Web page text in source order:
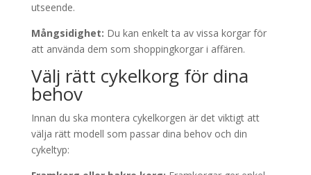
utseende.
Mångsidighet: Du kan enkelt ta av vissa korgar för
att använda dem som shoppingkorgar i affären.
Välj rätt cykelkorg för dina
behov
Innan du ska montera cykelkorgen är det viktigt att
välja rätt modell som passar dina behov och din
cykeltyp: